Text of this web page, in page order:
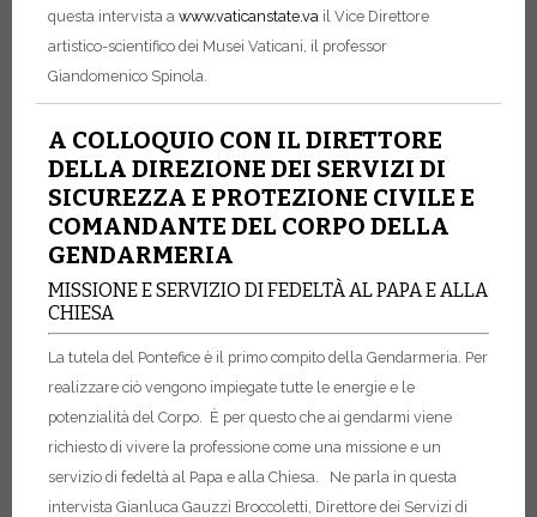
questa intervista a www.vaticanstate.va il Vice Direttore
artistico-scientifico dei Musei Vaticani, il professor
Giandomenico Spinola.
A COLLOQUIO CON IL DIRETTORE
DELLA DIREZIONE DEI SERVIZI DI
SICUREZZA E PROTEZIONE CIVILE E
COMANDANTE DEL CORPO DELLA
GENDARMERIA
MISSIONE E SERVIZIO DI FEDELTÀ AL PAPA E ALLA
CHIESA
La tutela del Pontefice è il primo compito della Gendarmeria. Per
realizzare ciò vengono impiegate tutte le energie e le
potenzialità del Corpo. È per questo che ai gendarmi viene
richiesto di vivere la professione come una missione e un
servizio di fedeltà al Papa e alla Chiesa.
Ne parla in questa
intervista Gianluca Gauzzi Broccoletti, Direttore dei Servizi di